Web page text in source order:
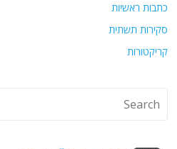
כתבות ראשיות
סקירות תשתית
קריקטורות